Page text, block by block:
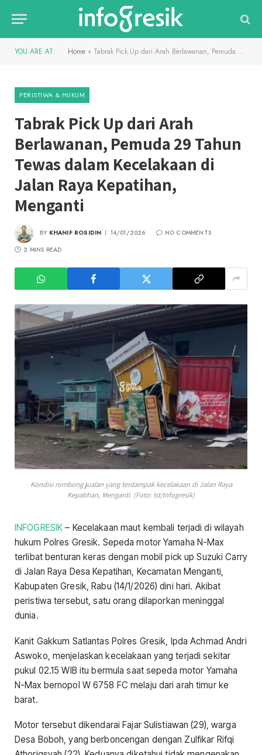
YOU ARE AT: Home » Tabrak Pick Up dari Arah Berlawanan, Pemuda 29 Tahun Tewas dalam Kecelakaan di Jalan Raya Kepatihan, Menganti
PERISTIWA & HUKUM
Tabrak Pick Up dari Arah
Berlawanan, Pemuda 29 Tahun
Tewas dalam Kecelakaan di
Jalan Raya Kepatihan,
Menganti
BY KHANIF ROSIDIN 14/01/2026
NO COMMENTS
2 MINS READ
Kondisi rombong jualan yang terdampak kecelakaan di Jalan Raya
Kepatihan, Menganti. (Foto: Ist/Infogresik)
INFOGRESIK – Kecelakaan maut kembali terjadi di wilayah
hukum Polres Gresik. Sepeda motor Yamaha N-Max
terlibat benturan keras dengan mobil pick up Suzuki Carry
di Jalan Raya Desa Kepatihan, Kecamatan Menganti,
Kabupaten Gresik, Rabu (14/1/2026) dini hari. Akibat
peristiwa tersebut, satu orang dilaporkan meninggal
dunia.
Kanit Gakkum Satlantas Polres Gresik, Ipda Achmad Andri
Aswoko, menjelaskan kecelakaan yang terjadi sekitar
pukul 02.15 WIB itu bermula saat sepeda motor Yamaha
N-Max bernopol W 6758 FC melaju dari arah timur ke
barat.
Motor tersebut dikendarai Fajar Sulistiawan (29), warga
Desa Boboh, yang berboncengan dengan Zulfikar Rifqi